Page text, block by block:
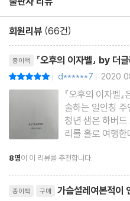
히 ‘외도’ 혹은 ‘불륜’으로 치부
우리 관계를 사람들 앞에 당당
기에 늘 절실하고 격렬했다.’라
분만으로 설명할 수 없는 사랑 이
회원리뷰 (66건)
종이책 『오후의 이자벨』 by 더
| d******7 |
『오후의 이자벨
술하는 일인칭
청년 샘은 하버
리를 홀로 여행
회에서 풍성한
이 뛰어나 보이는
유혹하는 것 같
주근깨 있는 얼굴
8명이 이 리뷰를 추천합니다.
종이책 구매 가슴설레여본적이